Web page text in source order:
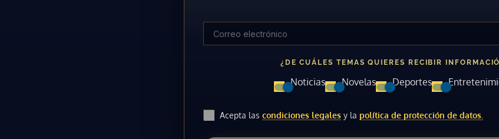
¿DE CUÁLES TEMAS QUIERES RECIBIR
Noticias Novelas Deportes
Acepta las condiciones legales y la política de protección de datos.